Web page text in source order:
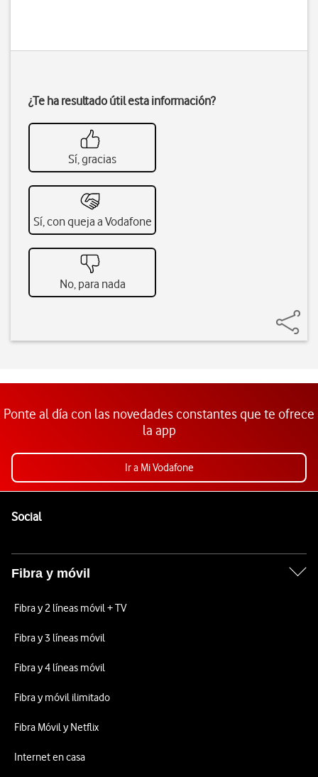
¿Te ha resultado útil esta información?
Sí, gracias
Sí, con queja a Vodafone
No, para nada
Ponte al día con las novedades constantes que te ofrece
la app
Ir a Mi Vodafone
SocialEnlaces a las redes sociales de Vodafone
Fibra y móvil
Fibra y 2 líneas móvil + TV
Fibra y 3 líneas móvil
Fibra y 4 líneas móvil
Fibra y móvil ilimitado
Fibra Móvil y Netflix
Internet en casa